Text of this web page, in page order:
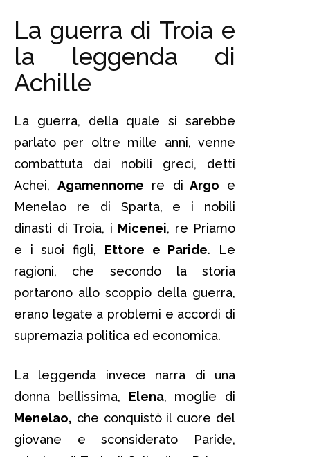
La guerra di Troia e
la leggenda di
Achille
La guerra, della quale si sarebbe
parlato per oltre mille anni, venne
combattuta dai nobili greci, detti
Achei,Agamennome re di Argo e
Menelao re di Sparta, e i nobili
dinasti di Troia, i Micenei, re Priamo
e i suoi figli, Ettore e Paride. Le
ragioni, che secondo la storia
portarono allo scoppio della guerra,
erano legate a problemi e accordi di
supremazia politica ed economica.
La leggenda invece narra di una
donna bellissima, Elena, moglie di
Menelao, che conquistò il cuore del
giovane e sconsiderato Paride,